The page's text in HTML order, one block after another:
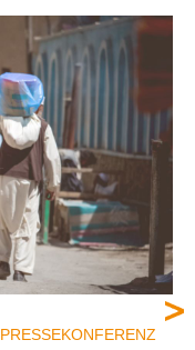
PRESSEKONFERENZ